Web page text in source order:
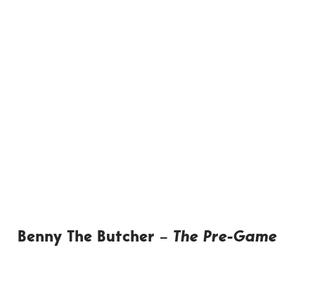
Benny The Butcher – The Pre-Game